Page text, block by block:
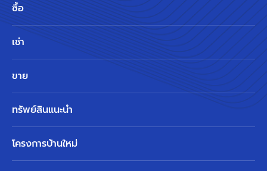
ซื้อ
เช่า
ขาย
ทรัพย์สินแนะนำ
โครงการบ้านใหม่